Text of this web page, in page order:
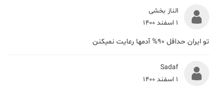
الناز بخشی
1 اسفند 1400
تو ایران حداقل 90% آدمها رعایت نمیکنن
Sadaf
1 اسفند 1400